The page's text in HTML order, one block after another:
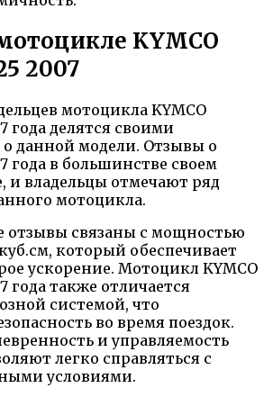
KYMCO
2007
мотоцикла KYMCO
года делятся своими
данной модели. Отзывы о
года в большинстве своем
и владельцы отмечают ряд
мотоцикла.
отзывы связаны с мощностью
который обеспечивает
ускорение. Мотоцикл KYMCO
года также отличается
системой, что
во время поездок.
и управляемость
легко справляться с
условиями.